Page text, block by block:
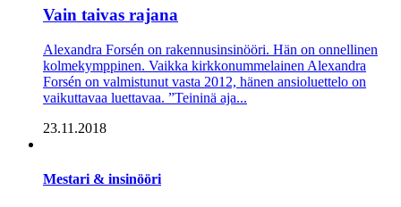
Vain taivas rajana
Alexandra Forsén on rakennusinsinööri. Hän on onnellinen
kolmekymppinen. Vaikka kirkkonummelainen Alexandra
Forsén on valmistunut vasta 2012, hänen ansioluettelo on
vaikuttavaa luettavaa. ”Teininä aja...
23.11.2018
Mestari & insinööri